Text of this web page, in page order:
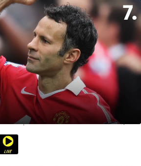
Deila først! Ole
aktuell for
6. april 2023 2084